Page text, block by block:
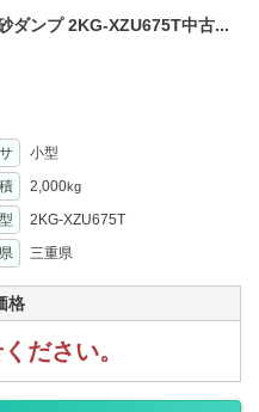
ダンプ 2KG-XZU675T中古...
サ
小型
積 2,000kg
型
2KG-XZU675T
県 三重県
格
ださい。